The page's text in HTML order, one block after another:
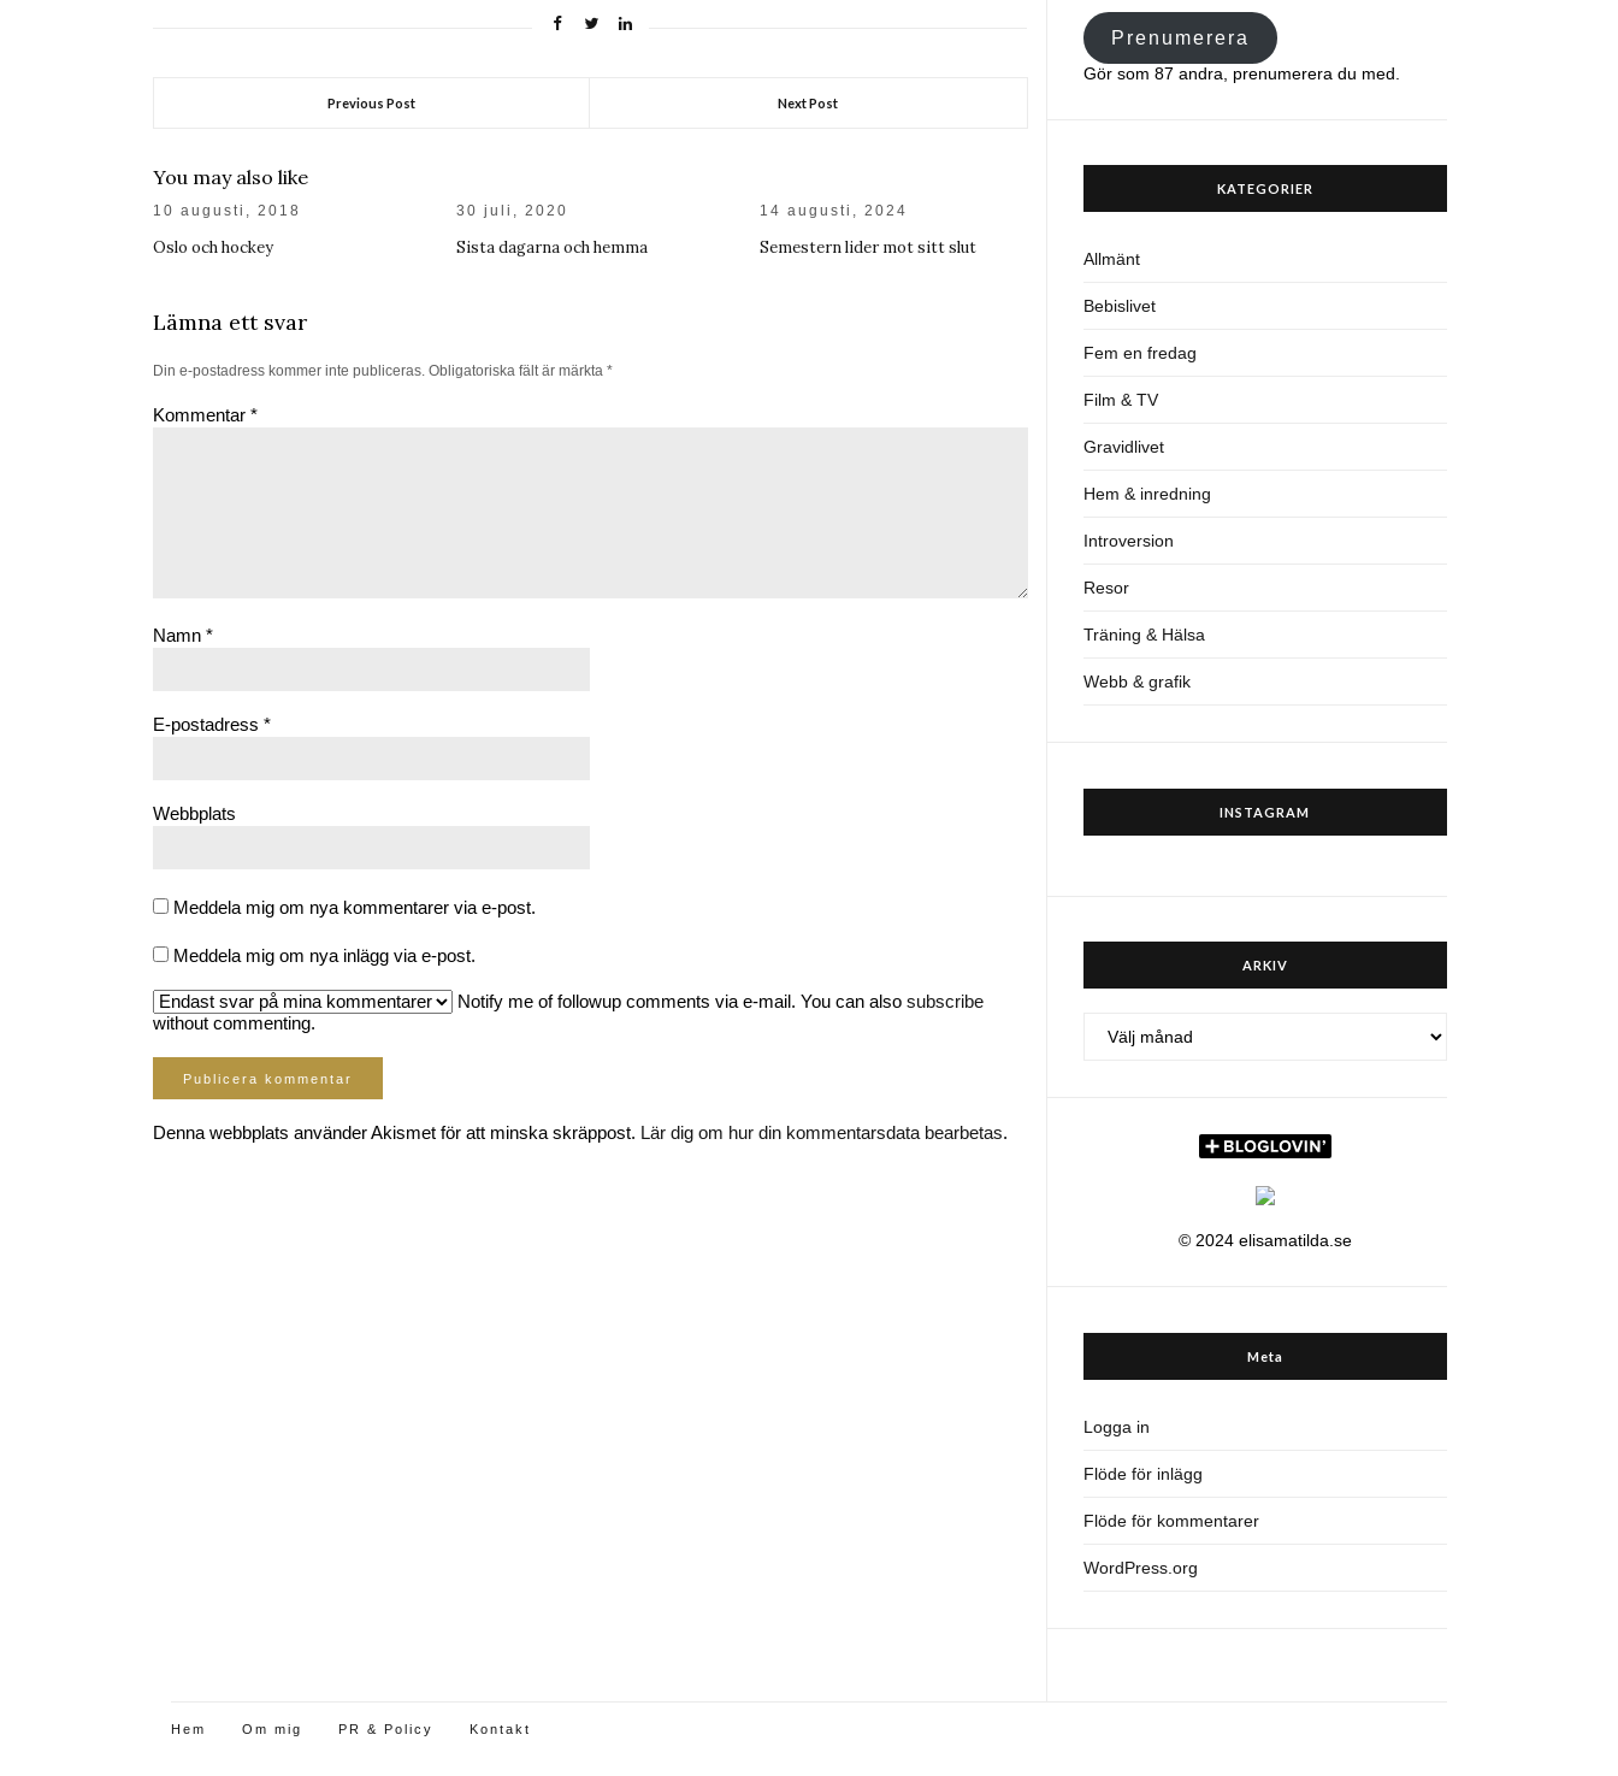
Previous Post Next Post
You may also like
10 augusti, 2018
Oslo och hockey
30 juli, 2020
Sista dagarna och hemma
14 augusti, 2024
Semestern lider mot sitt slut
Lämna ett svar
Din e-postadress kommer inte publiceras. Obligatoriska fält är märkta *
Kommentar *
Namn *
E-postadress *
Webbplats
Meddela mig om nya kommentarer via e-post.
Meddela mig om nya inlägg via e-post.
Notify me of followup comments via e-mail. You can also subscribe
without commenting.
Denna webbplats använder Akismet för att minska skräppost. Lär dig om hur din kommentarsdata bearbetas.
Prenumerera
Gör som 87 andra, prenumerera du med.
KATEGORIER
Allmänt
Bebislivet
Fem en fredag
Film & TV
Gravidlivet
Hem & inredning
Introversion
Resor
Träning & Hälsa
Webb & grafik
INSTAGRAM
ARKIV
© 2024 elisamatilda.se
Meta
Logga in
Flöde för inlägg
Flöde för kommentarer
WordPress.org
Hem Om mig PR & Policy Kontakt